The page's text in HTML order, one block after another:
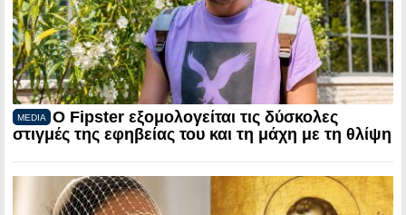
MEDIA
Ο Fipster εξομολογείται τις δύσκολες
στιγμές της εφηβείας του και τη μάχη με τη θλίψη